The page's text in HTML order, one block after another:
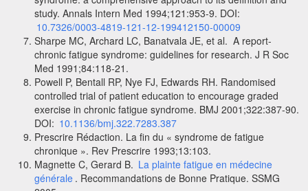
study. Annals Intern Med 1994;121:953-9. DOI:
10.7326/0003-4819-121-12-199412150-00009
Sharpe MC, Archard LC, Banatvala JE, et al. A report-
chronic fatigue syndrome: guidelines for research. J R Soc
Med 1991;84:118-21.
Powell P, Bentall RP, Nye FJ, Edwards RH. Randomised
controlled trial of patient education to encourage graded
exercise in chronic fatigue syndrome. BMJ 2001;322:387-90.
DOI: 10.1136/bmj.322.7283.387
Prescrire Rédaction. La fin du « syndrome de fatigue
chronique ». Rev Prescrire 1993;13:103.
Magnette C, Gerard B. La plainte fatigue en médecine
générale . Recommandations de Bonne Pratique. SSMG